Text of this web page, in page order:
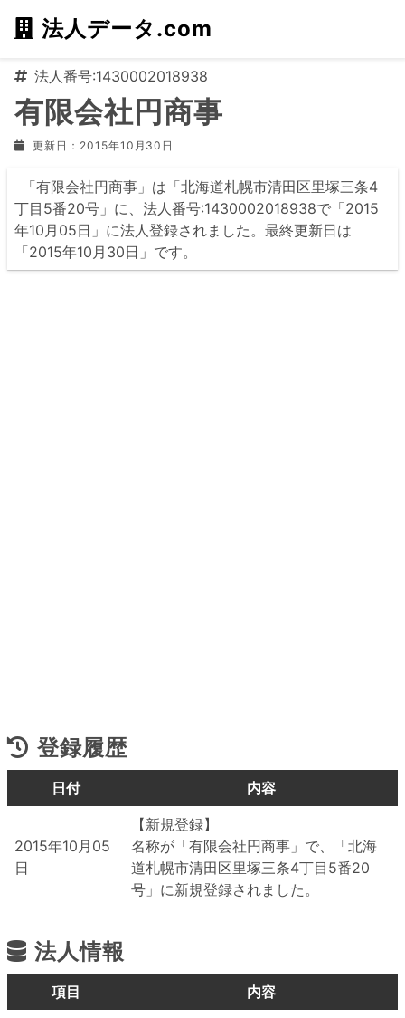
法人データ.com
法人番号:1430002018938
有限会社円商事
更新日：2015年10月30日
「有限会社円商事」は「北海道札幌市清田区里塚三条4
丁目5番20号」に、法人番号:1430002018938で「2015
年10月05日」に法人登録されました。最終更新日は
「2015年10月30日」です。
登録履歴
日付 内容
2015年10月05
日
【新規登録】
名称が「有限会社円商事」で、「北海
道札幌市清田区里塚三条4丁目5番20
号」に新規登録されました。
法人情報
項目
内容